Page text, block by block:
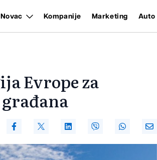
Novac Kompanije Marketing Auto
Evrope za